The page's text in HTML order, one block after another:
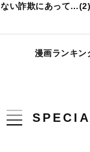
ない詐欺にあって…(2)
漫画ランキン